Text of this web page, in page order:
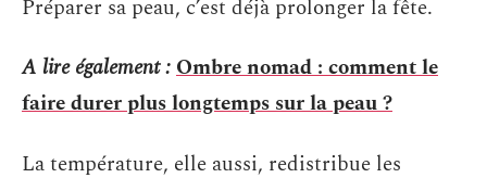
Préparer sa peau, c’est déjà prolonger la fête.
A lire également :Ombre nomad : comment le
faire durer plus longtemps sur la peau ?
La température, elle aussi, redistribue les